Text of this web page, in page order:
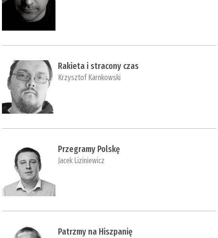
Rakieta i stracony czas
Krzysztof Karnkowski
Przegramy Polskę
Jacek Liziniewicz
Patrzmy na Hiszpanię